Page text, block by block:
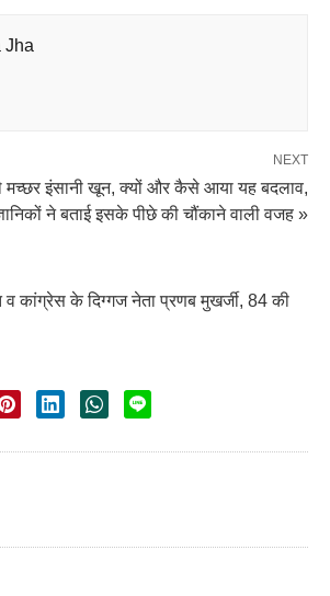
Jha
NEXT
मच्छर इंसानी खून, क्यों और कैसे आया यह बदलाव,
ने बताई इसके पीछे की चौंकाने वाली वजह »
व कांग्रेस के दिग्गज नेता प्रणब मुखर्जी, 84 की